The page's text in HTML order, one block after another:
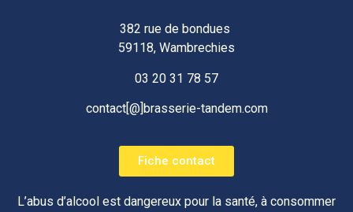
382 rue de bondues
59118, Wambrechies
03 20 31 78 57
contact[@]brasserie-tandem.com
Fiche contact
L’abus d’alcool est dangereux pour la santé, à consommer